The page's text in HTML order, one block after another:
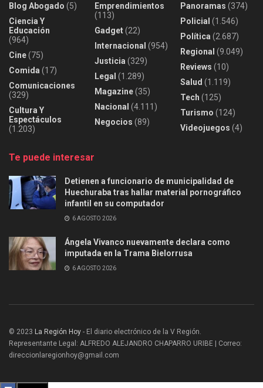
Blog Abogado (5)
Ciencia Y
Educación
(964)
Cine(75)
Comida (17)
Comunicaciones
(329)
Cultura Y
Espectáculos
(1.203)
Emprendimientos
(113)
Gadget(22)
Internacional (954)
Justicia (329)
Legal (1.289)
Magazine(35)
Nacional (4.111)
Negocios (89)
Panoramas (374)
Policial (1.546)
Política (2.687)
Regional (9.049)
Reviews (10)
Salud (1.119)
Tech (125)
Turismo (124)
Videojuegos (4)
Te puede interesar
Detienen a funcionario de municipalidad de
Huechuraba tras hallar material pornográfico
infantil en su computador
6 AGOSTO 2026
Ángela Vivanco nuevamente declara como
imputada en la Trama Bielorrusa
6 AGOSTO 2026
© 2023 La Región Hoy - El diario electrónico de la V Región.
Representante Legal: ALFREDO ALEJANDRO CHAPARRO URIBE | Correo:
direccionlaregionhoy@gmail.com